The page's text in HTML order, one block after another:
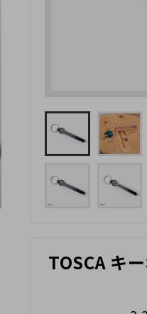
TOSCA キ